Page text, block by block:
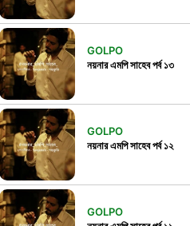
GOLPO
নয়নার এমপি সাহেব পর্ব ১৩
GOLPO
নয়নার এমপি সাহেব পর্ব ১২
GOLPO